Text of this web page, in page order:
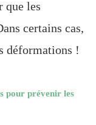
que les
certains cas,
déformations !
pour prévenir les